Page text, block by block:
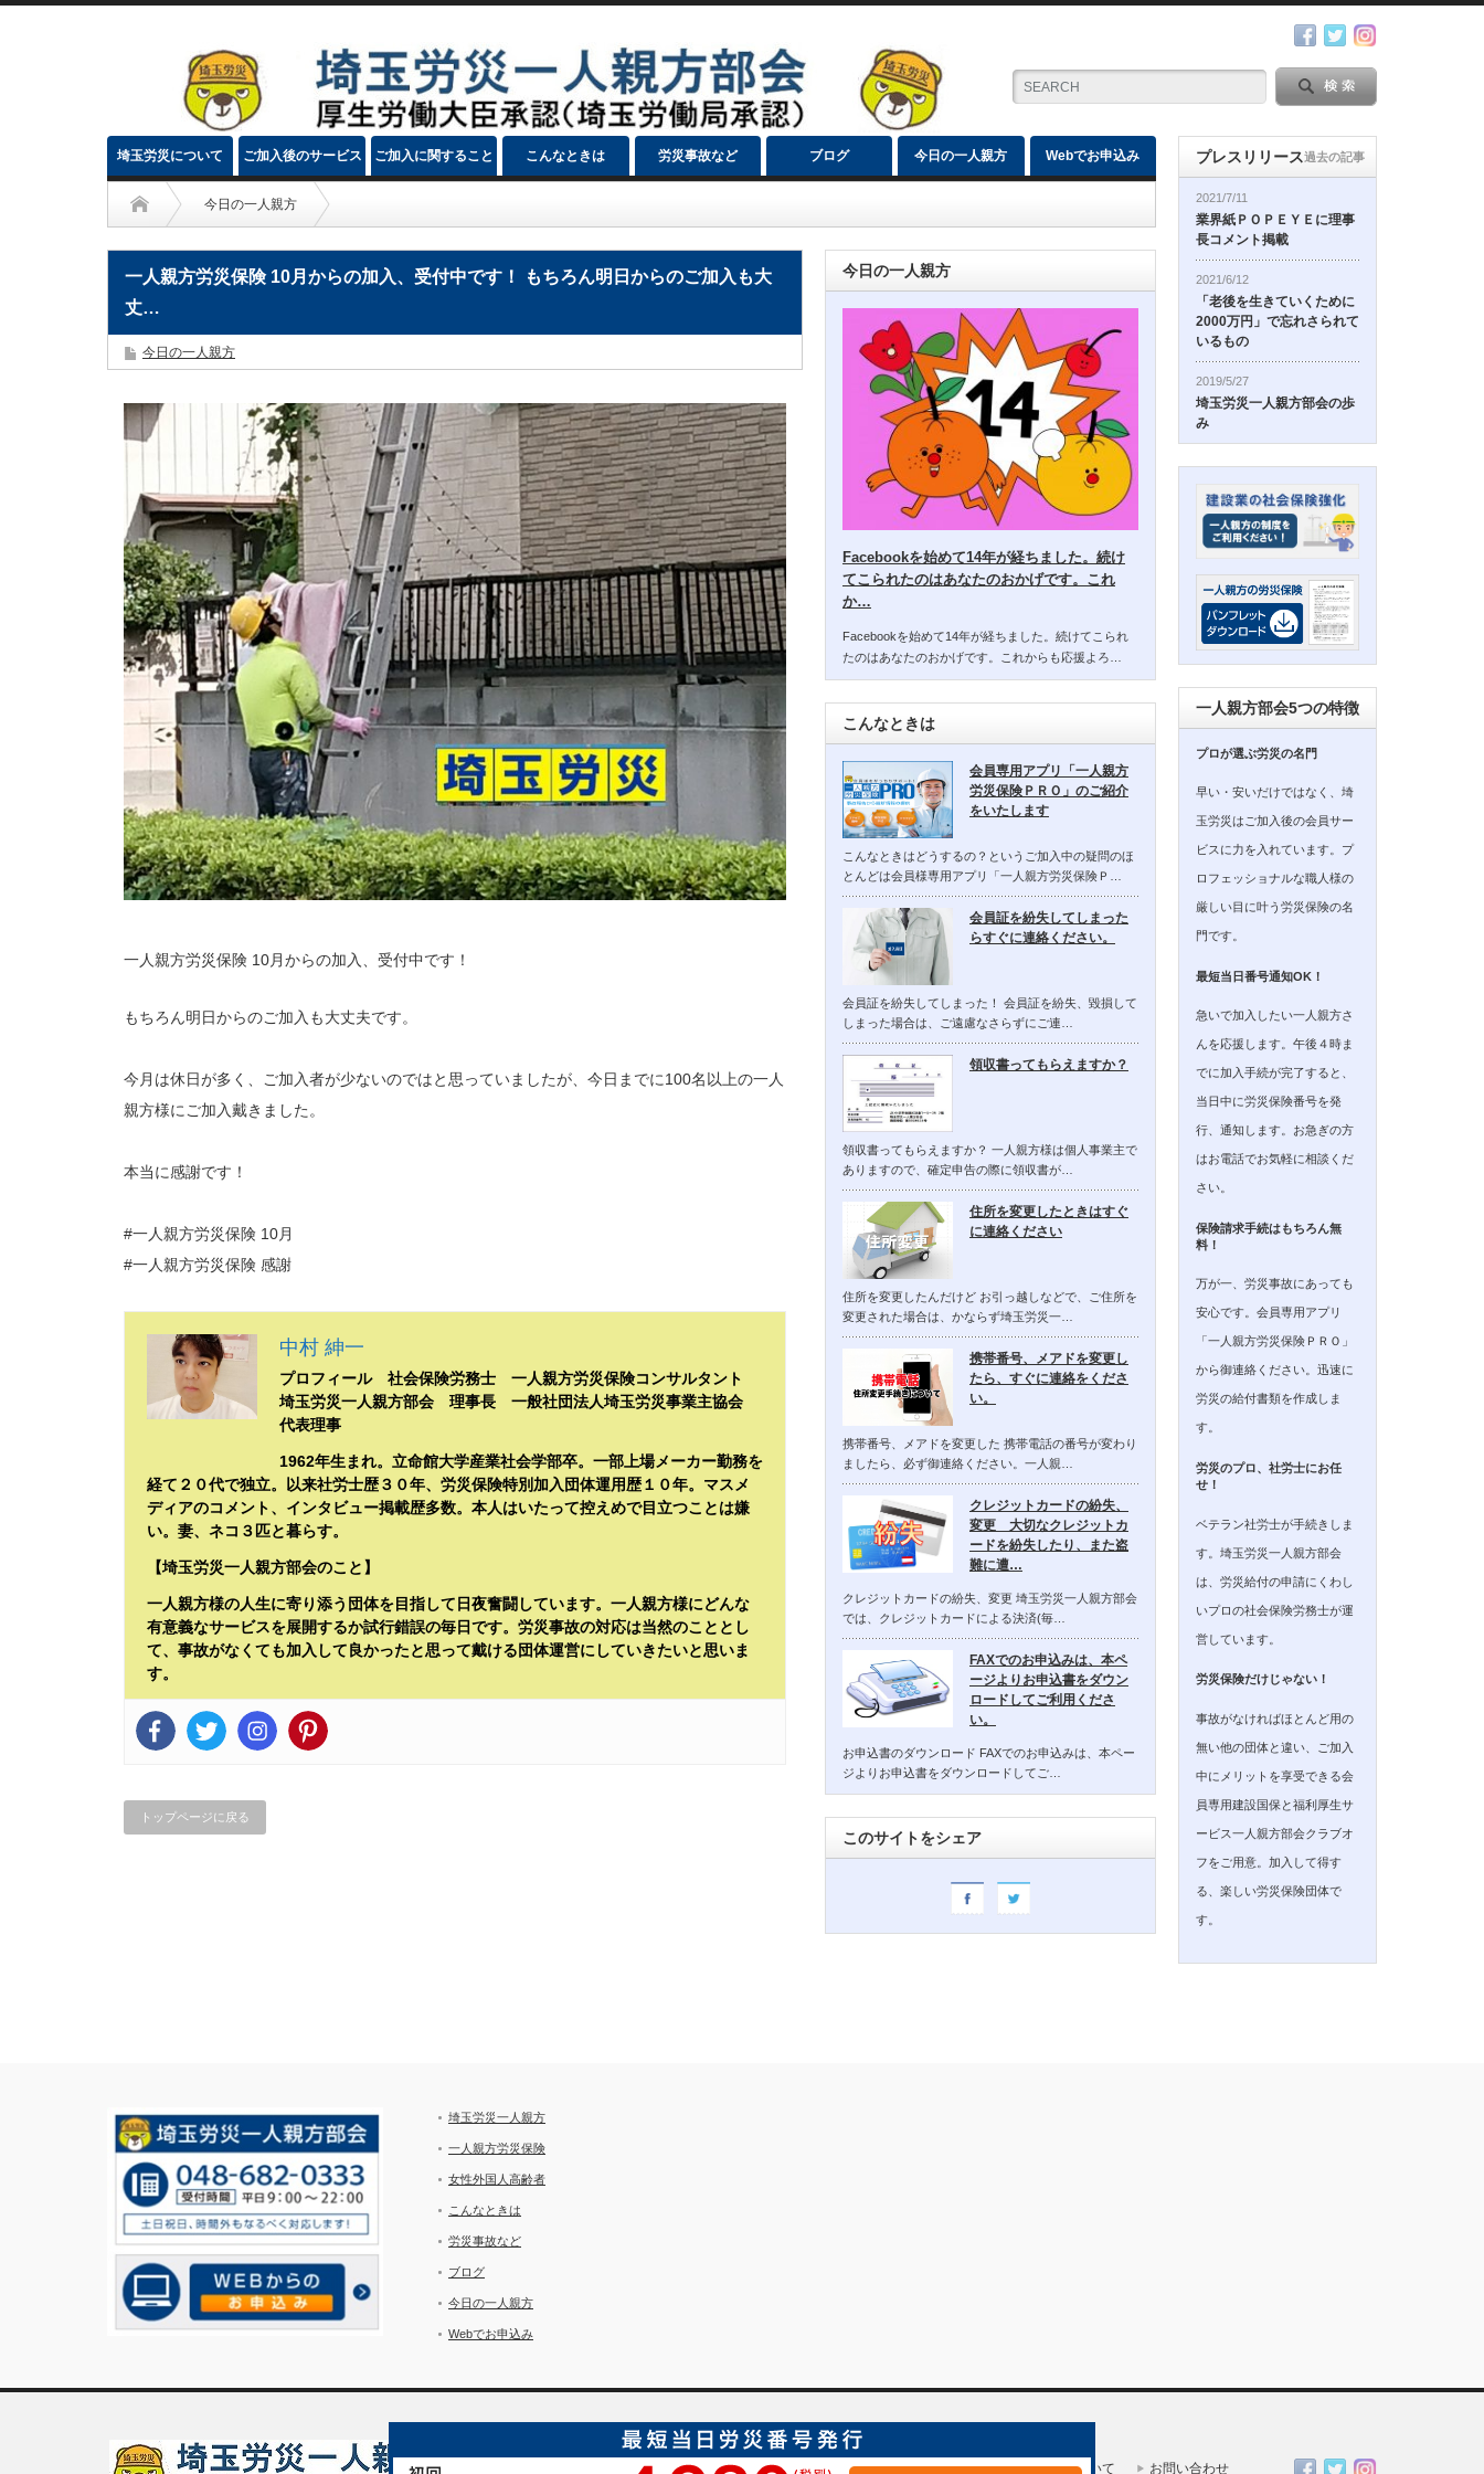
埼玉労災について ご加入後のサービス ご加入に関すること こんなときは 労災事故など ブログ 今日の一人親方 Webでお申込み
今日の一人親方
一人親方労災保険 10月からの加入、受付中です！ もちろん明日からのご加入も大
丈…
今日の一人親方
一人親方労災保険 10月からの加入、受付中です！
もちろん明日からのご加入も大丈夫です。
今月は休日が多く、ご加入者が少ないのではと思っていましたが、今日までに100名以上の一人
親方様にご加入戴きました。
本当に感謝です！
#一人親方労災保険 10月
#一人親方労災保険 感謝
中村 紳一
プロフィール 社会保険労務士 一人親方労災保険コンサルタント
埼玉労災一人親方部会 理事長 一般社団法人埼玉労災事業主協会
代表理事
1962年生まれ。立命館大学産業社会学部卒。一部上場メーカー勤務を
経て２０代で独立。以来社労士歴３０年、労災保険特別加入団体運用歴１０年。マスメ
ディアのコメント、インタビュー掲載歴多数。本人はいたって控えめで目立つことは嫌
い。妻、ネコ３匹と暮らす。
【埼玉労災一人親方部会のこと】
一人親方様の人生に寄り添う団体を目指して日夜奮闘しています。一人親方様にどんな
有意義なサービスを展開するか試行錯誤の毎日です。労災事故の対応は当然のこととし
て、事故がなくても加入して良かったと思って戴ける団体運営にしていきたいと思いま
す。
トップページに戻る
今日の一人親方
Facebookを始めて14年が経ちました。続け
てこられたのはあなたのおかげです。これ
か…
Facebookを始めて14年が経ちました。続けてこられ
たのはあなたのおかげです。これからも応援よろ…
こんなときは
会員専用アプリ「一人親方
労災保険ＰＲＯ」のご紹介
をいたします
こんなときはどうするの？というご加入中の疑問のほ
とんどは会員様専用アプリ「一人親方労災保険Ｐ…
会員証を紛失してしまった
らすぐに連絡ください。
会員証を紛失してしまった！ 会員証を紛失、毀損して
しまった場合は、ご遠慮なさらずにご連…
領収書ってもらえますか？
領収書ってもらえますか？ 一人親方様は個人事業主で
ありますので、確定申告の際に領収書が…
住所を変更したときはすぐ
に連絡ください
住所を変更したんだけど お引っ越しなどで、ご住所を
変更された場合は、かならず埼玉労災一…
携帯番号、メアドを変更し
たら、すぐに連絡をくださ
い。
携帯番号、メアドを変更した 携帯電話の番号が変わり
ましたら、必ず御連絡ください。一人親…
クレジットカードの紛失、
変更 大切なクレジットカ
ードを紛失したり、また盗
難に遭…
クレジットカードの紛失、変更 埼玉労災一人親方部会
では、クレジットカードによる決済(毎…
FAXでのお申込みは、本ペ
ージよりお申込書をダウン
ロードしてご利用くださ
い。
お申込書のダウンロード FAXでのお申込みは、本ペー
ジよりお申込書をダウンロードしてご…
このサイトをシェア
プレスリリース
2021/7/11
業界紙ＰＯＰＥＹＥに理事
長コメント掲載
2021/6/12
「老後を生きていくために
2000万円」で忘れさられて
いるもの
2019/5/27
埼玉労災一人親方部会の歩
み
過去の記事
一人親方部会5つの特徴
プロが選ぶ労災の名門
早い・安いだけではなく、埼
玉労災はご加入後の会員サー
ビスに力を入れています。プ
ロフェッショナルな職人様の
厳しい目に叶う労災保険の名
門です。
最短当日番号通知OK！
急いで加入したい一人親方さ
んを応援します。午後４時ま
でに加入手続が完了すると、
当日中に労災保険番号を発
行、通知します。お急ぎの方
はお電話でお気軽に相談くだ
さい。
保険請求手続はもちろん無
料！
万が一、労災事故にあっても
安心です。会員専用アプリ
「一人親方労災保険ＰＲＯ」
から御連絡ください。迅速に
労災の給付書類を作成しま
す。
労災のプロ、社労士にお任
せ！
ベテラン社労士が手続きしま
す。埼玉労災一人親方部会
は、労災給付の申請にくわし
いプロの社会保険労務士が運
営しています。
労災保険だけじゃない！
事故がなければほとんど用の
無い他の団体と違い、ご加入
中にメリットを享受できる会
員専用建設国保と福利厚生サ
ービス一人親方部会クラブオ
フをご用意。加入して得す
る、楽しい労災保険団体で
す。
埼玉労災一人親方
一人親方労災保険
女性外国人高齢者
こんなときは
労災事故など
ブログ
今日の一人親方
Webでお申込み
埼玉労災一人親方部会について お問い合わせ